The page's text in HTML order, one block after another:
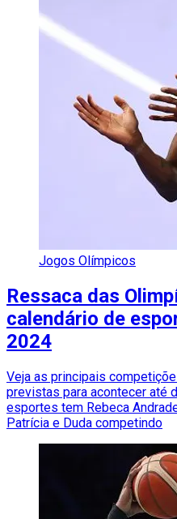
Jogos Olímpicos
Ressaca das
calendário de
2024
Veja as principais
previstas para acontecer até
esportes tem Rebeca
Patrícia e Duda competindo